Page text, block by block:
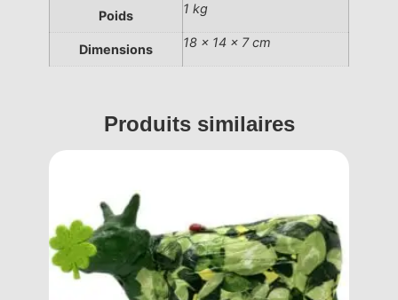
Poids 1 kg
Dimensions 18 × 14 × 7 cm
Produits similaires